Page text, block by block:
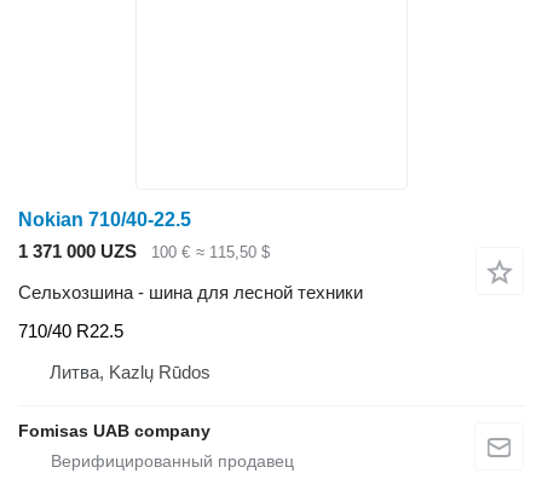
Nokian 710/40-22.5
1 371 000 UZS
100 € ≈ 115,50 $
Сельхозшина - шина для лесной техники
710/40 R22.5
Литва, Kazlų Rūdos
Fomisas UAB company